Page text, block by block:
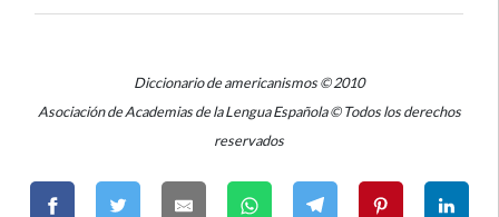
Diccionario de americanismos © 2010
Asociación de Academias de la Lengua Española © Todos los derechos
reservados